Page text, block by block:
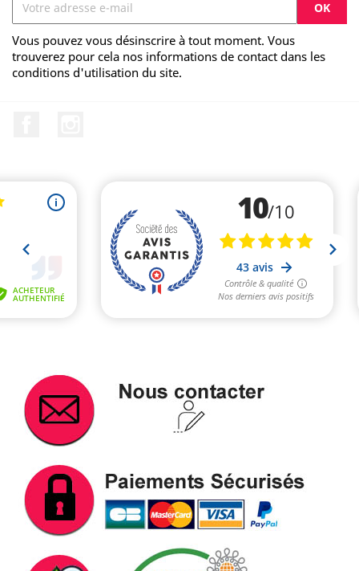
Vous pouvez vous désinscrire à tout moment. Vous
trouverez pour cela nos informations de contact dans les
conditions d'utilisation du site.